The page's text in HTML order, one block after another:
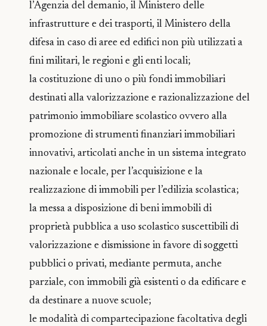
l’Agenzia del demanio, il Ministero delle
infrastrutture e dei trasporti, il Ministero della
difesa in caso di aree ed edifici non più utilizzati a
fini militari, le regioni e gli enti locali;
la costituzione di uno o più fondi immobiliari
destinati alla valorizzazione e razionalizzazione del
patrimonio immobiliare scolastico ovvero alla
promozione di strumenti finanziari immobiliari
innovativi, articolati anche in un sistema integrato
nazionale e locale, per l’acquisizione e la
realizzazione di immobili per l’edilizia scolastica;
la messa a disposizione di beni immobili di
proprietà pubblica a uso scolastico suscettibili di
valorizzazione e dismissione in favore di soggetti
pubblici o privati, mediante permuta, anche
parziale, con immobili già esistenti o da edificare e
da destinare a nuove scuole;
le modalità di compartecipazione facoltativa degli